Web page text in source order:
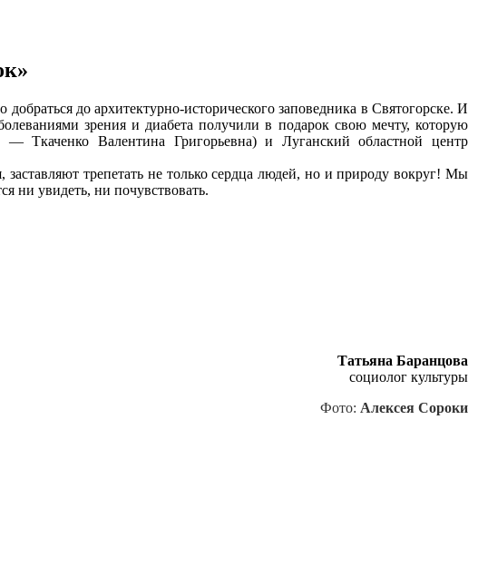
до архитектурно-исторического заповедника в Святогорске. И
зрения и диабета получили в подарок свою мечту, которую
Валентина Григорьевна) и Луганский областной центр
заставляют трепетать не только сердца людей, но и природу вокруг! Мы
ни увидеть, ни почувствовать.
Татьяна Баранцова
социолог культуры
Фото: Алексея Сороки